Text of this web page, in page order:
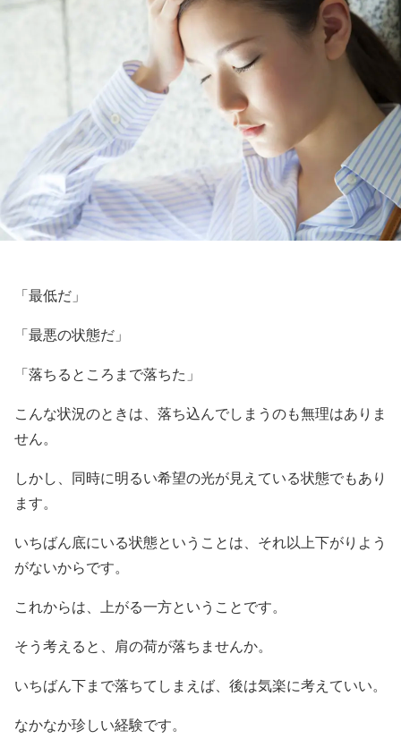
「最低だ」
「最悪の状態だ」
「落ちるところまで落ちた」
こんな状況のときは、落ち込んでしまうのも無理はありま
せん。
しかし、同時に明るい希望の光が見えている状態でもあり
ます。
いちばん底にいる状態ということは、それ以上下がりよう
がないからです。
これからは、上がる一方ということです。
そう考えると、肩の荷が落ちませんか。
いちばん下まで落ちてしまえば、後は気楽に考えていい。
なかなか珍しい経験です。